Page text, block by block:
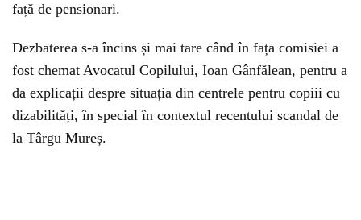
față de pensionari.
Dezbaterea s-a încins și mai tare când în fața comisiei a
fost chemat Avocatul Copilului, Ioan Gânfălean, pentru a
da explicații despre situația din centrele pentru copiii cu
dizabilități, în special în contextul recentului scandal de
la Târgu Mureș.